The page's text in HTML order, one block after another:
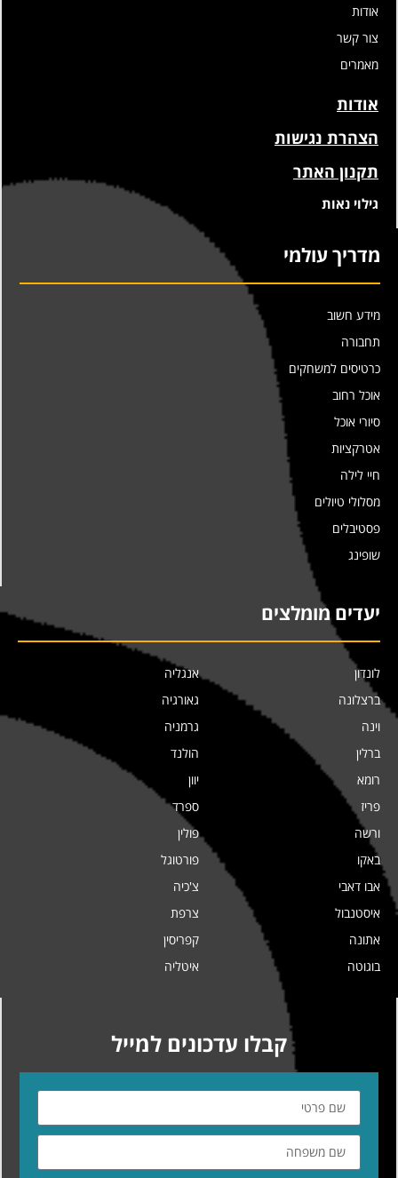
אודות
צור קשר
מאמרים
אודות
הצהרת נגישות
תקנון האתר
גילוי נאות
מדריך עולמי
מידע חשוב
תחבורה
כרטיסים למשחקים
אוכל רחוב
סיורי אוכל
אטרקציות
חיי לילה
מסלולי טיולים
פסטיבלים
שופינג
יעדים מומלצים
לונדון
ברצלונה
וינה
ברלין
רומא
פריז
ורשה
באקו
אבו דאבי
איסטנבול
אתונה
בוגוטה
אנגליה
גאורגיה
גרמניה
הולנד
יוון
ספרד
פולין
פורטוגל
צ'כיה
צרפת
קפריסין
איטליה
קבלו עדכונים למייל